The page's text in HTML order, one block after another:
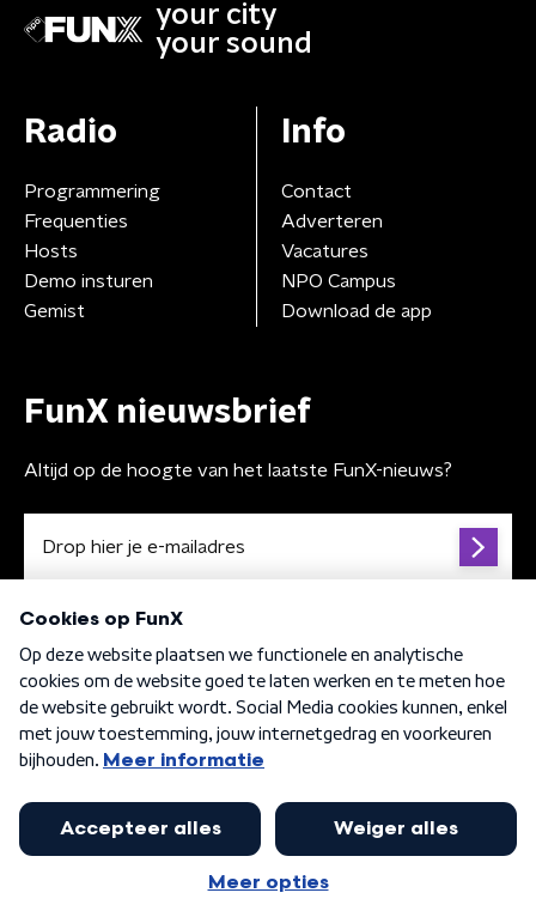
your city
your sound
Radio
Programmering
Frequenties
Hosts
Demo insturen
Gemist
Info
Contact
Adverteren
Vacatures
NPO Campus
Download de app
FunX nieuwsbrief
Altijd op de hoogte van het laatste FunX-nieuws?
Algemene voorwaarden Privacybeleid